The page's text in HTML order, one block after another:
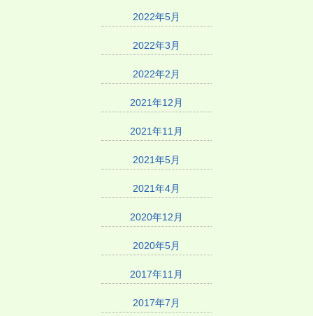
2022年5月
2022年3月
2022年2月
2021年12月
2021年11月
2021年5月
2021年4月
2020年12月
2020年5月
2017年11月
2017年7月